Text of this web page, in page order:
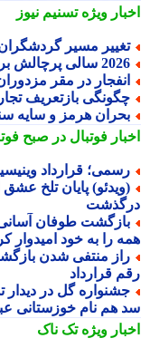
ویژهتسنیم نیوز
مسیر گردشگران
سالی پرچالش برای گردشگری آسیا
در مقر مزدوران
بازتعریف تجارت
هرمز و سایه
فوتبال در صبح
قرارداد وینیسیوس با رئال
پایان تلخ عشق
طوفان آسانی؛
را به خود امیدوار کرد
منتفی شدن بازگشت
قرارداد
گل در دیدار
هم نام خوزستانی عبور
ویژهتک ناک